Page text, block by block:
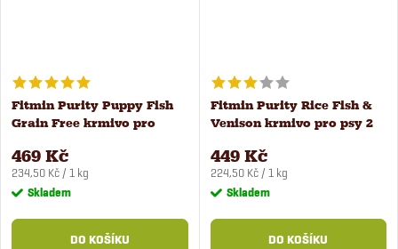
Fitmin Purity Puppy Fish
Grain Free krmivo pro
469 Kč
Měrná
cena:
234,50 Kč / 1 kg
Skladem
DO KOŠÍKU
Fitmin Purity Rice Fish &
Venison krmivo pro psy 2
449 Kč
Měrná
cena:
224,50 Kč / 1 kg
Skladem
DO KOŠÍKU